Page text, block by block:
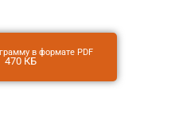
в формате PDF
470 КБ